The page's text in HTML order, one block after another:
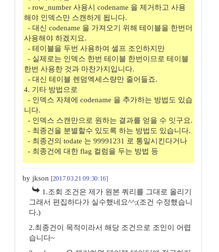
- row_number 사용시 codename 을 제거하고 사용
해야 인덱스만 스캔하게 됩니다.
- 대신 codename 을 가져오기 위해 테이블을 한번더
사용해야 하겠지요.
- 테이블을 두번 사용하여 셀프 조인하지만
- 실제로는 인덱스 한번 테이블 한번이므로 테이블
한번 사용한 것과 마찬가지입니다.
- 대신 테이블 렌덤엑세스량만 줄어들죠.
4. 기타 방법으로
- 인덱스 자체에 codename 을 추가하는 방법도 있습
니다.
- 인덱스 스캔만으로 원하는 결과를 얻을 수 잇구요.
- 최종건을 분별할수 있도록 하는 방법도 있습니다.
- 최종건의 todate 는 99991231 로 통일시킨다거나
- 최종건에 대한 flag 컬럼을 두는 방법 등
by jkson [2017.03.21 09:30:16]
1.조회 조건은 제가 원본 쿼리를 그대로 올리기
그래서 편집하다가 실수했네요^^;(조건 수정했습니
다.)
2.최종건이 목적이라서 해당 조건으로 조인이 어렵
습니다~